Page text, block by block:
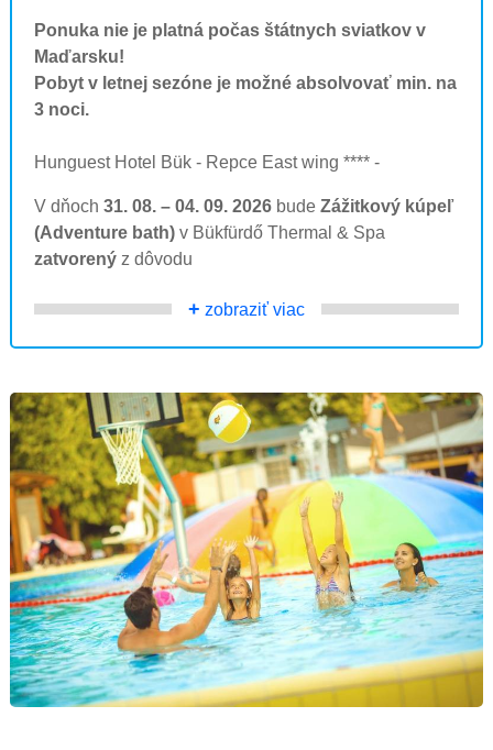
Ponuka nie je platná počas štátnych sviatkov v
Maďarsku!
Pobyt v letnej sezóne je možné absolvovať min. na
3 noci.
Hunguest Hotel Bük - Repce East wing **** -
V dňoch 31. 08. – 04. 09. 2026 bude Zážitkový kúpeľ
(Adventure bath) v Bükfürdő Thermal & Spa
zatvorený z dôvodu
+ zobraziť viac